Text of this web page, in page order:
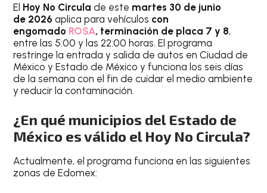
El Hoy No Circula de este martes 30 de junio
de 2026 aplica para vehículos con
engomado ROSA, terminación de placa 7 y 8,
entre las 5:00 y las 22:00 horas. El programa
restringe la entrada y salida de autos en Ciudad de
México y Estado de México y funciona los seis días
de la semana con el fin de cuidar el medio ambiente
y reducir la contaminación.
¿En qué municipios del Estado de
México es válido el Hoy No Circula?
Actualmente, el programa funciona en las siguientes
zonas de Edomex: